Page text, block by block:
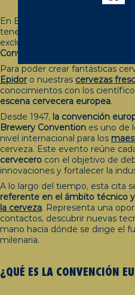
En Europa nos gusta tanto la
tenemos que tener eventos
exclusivamente a ella, uno de
Convention
Para poder crear fantásticas
Epidor o nuestras cervezas
conocimientos con los
escena cervecera europea.
Desde 1947, la convención
Brewery Convention es uno de
nivel internacional para los maes
cerveza. Este evento reúne
cervecero con el objetivo de
innovaciones y fortalecer la
A lo largo del tiempo, esta cita
referente en el ámbito técnico
la cerveza. Representa una
contactos, descubrir nuevas
mano hacia dónde se dirige el
milenaria.
¿QUÉ ES LA CONVENCIÓN